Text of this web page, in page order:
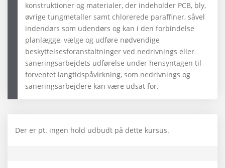
konstruktioner og materialer, der indeholder PCB, bly,
øvrige tungmetaller samt chlorerede paraffiner, såvel
indendørs som udendørs og kan i den forbindelse
planlægge, vælge og udføre nødvendige
beskyttelsesforanstaltninger ved nedrivnings eller
saneringsarbejdets udførelse under hensyntagen til
forventet langtidspåvirkning, som nedrivnings og
saneringsarbejdere kan være udsat for.
Der er pt. ingen hold udbudt på dette kursus.